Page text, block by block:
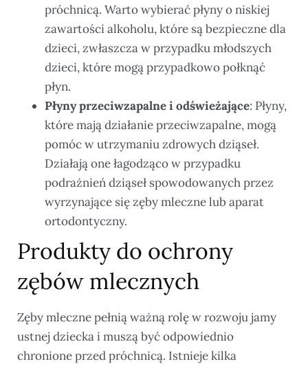
próchnicą. Warto wybierać płyny o niskiej
zawartości alkoholu, które są bezpieczne dla
dzieci, zwłaszcza w przypadku młodszych
dzieci, które mogą przypadkowo połknąć
płyn.
Płyny przeciwzapalne i odświeżające: Płyny,
które mają działanie przeciwzapalne, mogą
pomóc w utrzymaniu zdrowych dziąseł.
Działają one łagodząco w przypadku
podrażnień dziąseł spowodowanych przez
wyrzynające się zęby mleczne lub aparat
ortodontyczny.
Produkty do ochrony
zębów mlecznych
Zęby mleczne pełnią ważną rolę w rozwoju jamy
ustnej dziecka i muszą być odpowiednio
chronione przed próchnicą. Istnieje kilka